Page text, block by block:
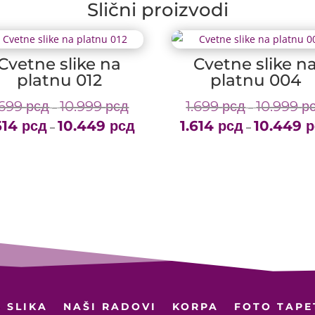
Slični proizvodi
slike na
platnu 012
рсд – 10.999рсдPrice
range:
рсд – 10.449 рсд
Cvetne slike na
platnu 004
1.699рсд – 10.999
1.614 рсд – 10.449
SLIKA NAŠI RADOVI KORPA FOTO